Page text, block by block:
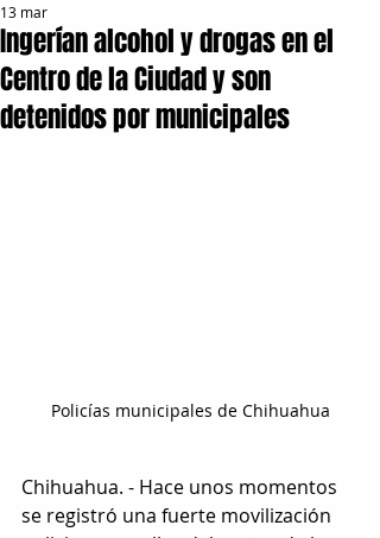
Ingerían alcohol y drogas en el
Centro de la Ciudad y son
detenidos por municipales
13 mar
Policías municipales de Chihuahua
Chihuahua. - Hace unos momentos
se registró una fuerte movilización